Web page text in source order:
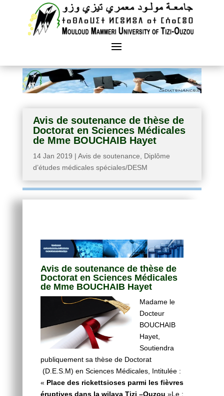
Avis de soutenance de thèse de
Doctorat en Sciences Médicales
de Mme BOUCHAIB Hayet
14 Jan 2019 | Avis de soutenance, Diplôme
d’études médicales spéciales/DESM
Avis de soutenance de thèse de
Doctorat en Sciences Médicales
de Mme BOUCHAIB Hayet
Madame le
Docteur
BOUCHAIB
Hayet,
Soutiendra
publiquement sa thèse de Doctorat
(D.E.S.M) en Sciences Médicales, Intitulée :
« Place des rickettsioses parmi les fièvres
éruptives dans la wilaya Tizi –Ouzou »Le :